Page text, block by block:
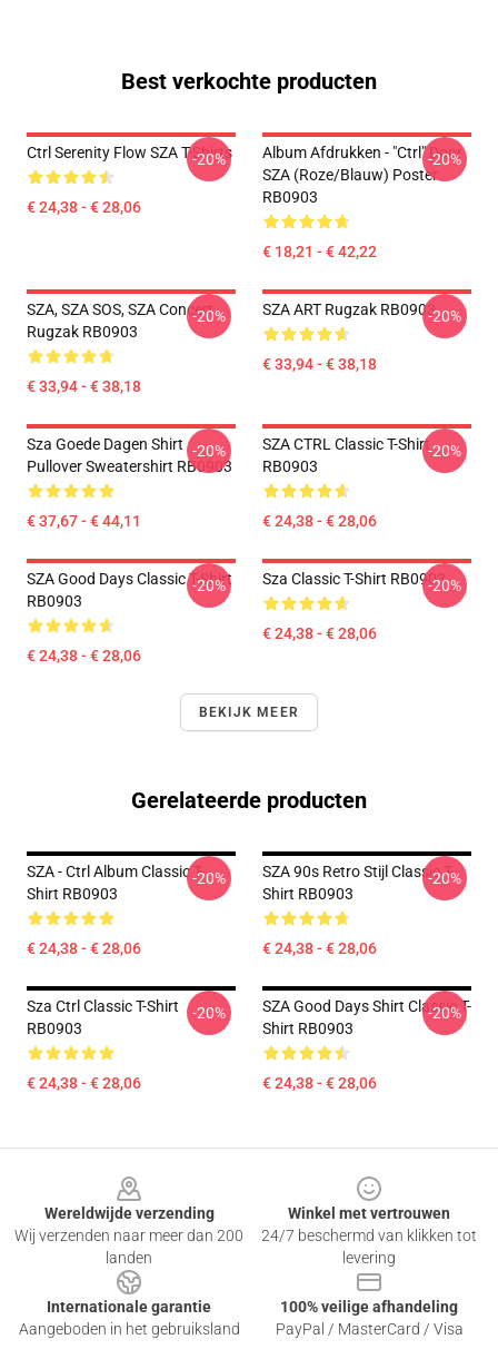
Best verkochte producten
Ctrl Serenity Flow SZA T-Shirts
€ 24,38 - € 28,06
-20%
Album Afdrukken - "Ctrl" Door
SZA (Roze/blauw) Poster
RB0903
€ 18,21 - € 42,22
-20%
SZA, SZA SOS, SZA Concert
Rugzak RB0903
€ 33,94 - € 38,18
-20% SZA ART Rugzak RB0903
€ 33,94 - € 38,18
-20%
Sza Goede Dagen Shirt
Pullover Sweatershirt RB0903
€ 37,67 - € 44,11
-20%
SZA CTRL Classic T-Shirt
RB0903
€ 24,38 - € 28,06
-20%
SZA Good Days Classic T-Shirt
RB0903
€ 24,38 - € 28,06
-20% Sza Classic T-Shirt RB0903
€ 24,38 - € 28,06
-20%
BEKIJK MEER
Gerelateerde producten
SZA - Ctrl Album Classic T-
Shirt RB0903
€ 24,38 - € 28,06
-20%
SZA 90s Retro Stijl Classic T-
Shirt RB0903
€ 24,38 - € 28,06
-20%
Sza Ctrl Classic T-Shirt
RB0903
€ 24,38 - € 28,06
-20%
SZA Good Days Shirt Classic T-
Shirt RB0903
€ 24,38 - € 28,06
-20%
Wereldwijde verzending
Wij verzenden naar meer dan 200
landen
Winkel met vertrouwen
24/7 beschermd van klikken tot
levering
Internationale garantie
Aangeboden in het gebruiksland
100% veilige afhandeling
PayPal / MasterCard / Visa